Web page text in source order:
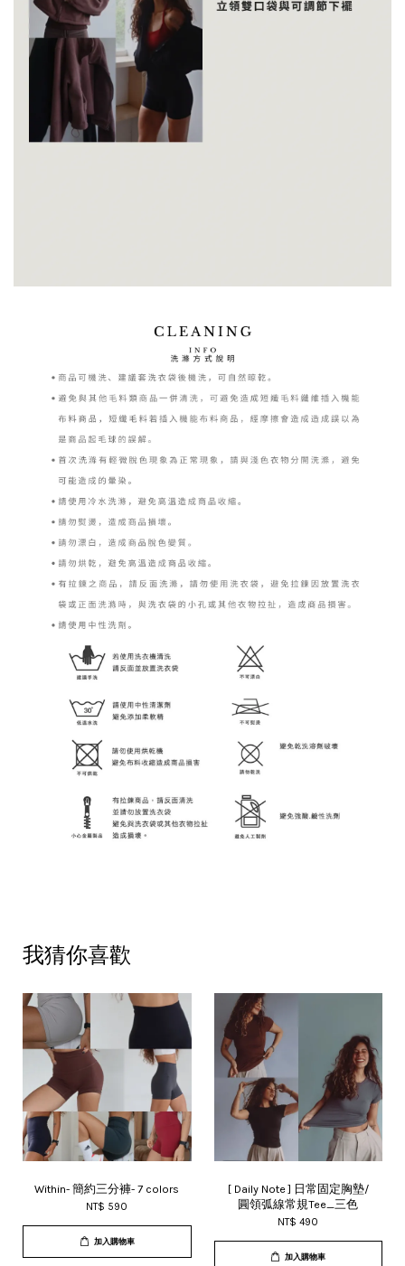
我猜你喜歡
Within- 簡約三分褲- 7 colors
NT$ 590
加入購物車
[ Daily Note ] 日常固定胸墊/
圓領弧線常規Tee_三色
NT$ 490
加入購物車